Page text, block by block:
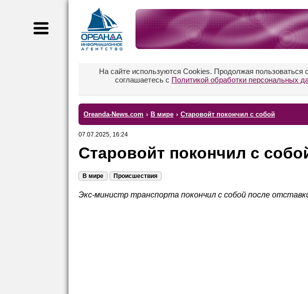
На сайте используются Cookies. Продолжая пользоваться
соглашаетесь с Политикой обработки персональных
Oreanda-News.com › В мире › Старовойт покончил с собой
07.07.2025, 16:24
Старовойт покончил с
В мире Происшествия
Экс-министр транспорта покончил с собой после